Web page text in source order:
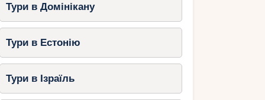
Тури в Домінікану
Тури в Естонію
Тури в Ізраїль